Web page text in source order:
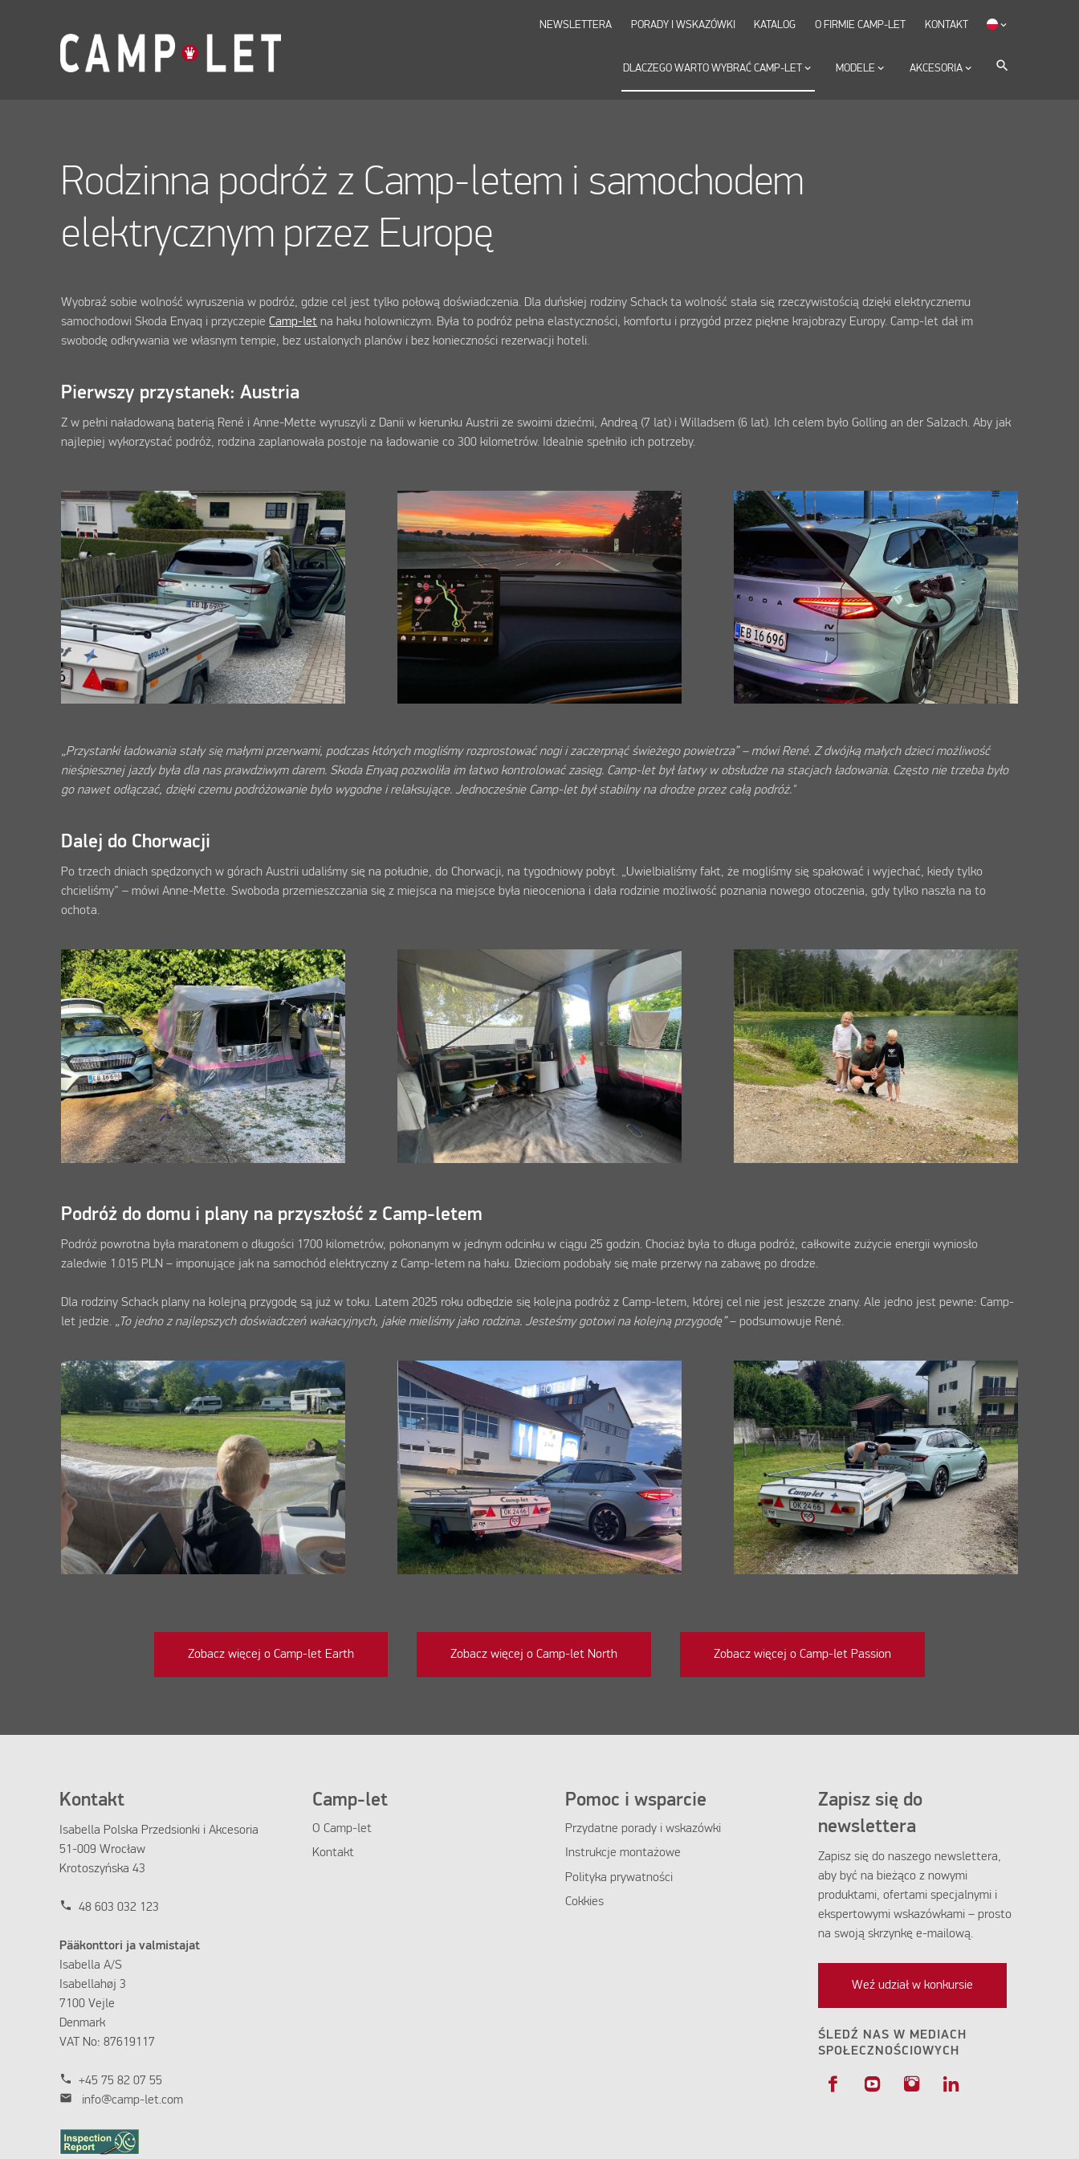
DLACZEGO WARTO WYBRAĆ CAMP-LET keyboard_arrow_down MODELE keyboard_arrow_down AKCESORIAkeyboard_arrow_down search
NEWSLETTERA PORADY I WSKAZÓWKI KATALOG O FIRMIE CAMP-LET KONTAKT keyboard_arrow_down
Rodzinna podróż z Camp-letem i samochodem
elektrycznym przez Europę
Wyobraź sobie wolność wyruszenia w podróż, gdzie cel jest tylko połową doświadczenia. Dla duńskiej rodziny Schack ta wolność stała się rzeczywistością dzięki elektrycznemu
samochodowi Skoda Enyaq i przyczepieCamp-let na haku holowniczym. Była to podróż pełna elastyczności, komfortu i przygód przez piękne krajobrazy Europy. Camp-let dał im
swobodę odkrywania we własnym tempie, bez ustalonych planów i bez konieczności rezerwacji hoteli.
Pierwszy przystanek: Austria
Z w pełni naładowaną baterią René i Anne-Mette wyruszyli z Danii w kierunku Austrii ze swoimi dziećmi, Andreą (7 lat) i Willadsem (6 lat). Ich celem było Golling an der Salzach. Aby jak
najlepiej wykorzystać podróż, rodzina zaplanowała postoje na ładowanie co 300 kilometrów. Idealnie spełniło ich potrzeby.
„Przystanki ładowania stały się małymi przerwami, podczas których mogliśmy rozprostować nogi i zaczerpnąć świeżego powietrza” – mówi René. Z dwójką małych dzieci możliwość
nieśpiesznej jazdy była dla nas prawdziwym darem. Skoda Enyaq pozwoliła im łatwo kontrolować zasięg. Camp-let był łatwy w obsłudze na stacjach ładowania. Często nie trzeba było
go nawet odłączać, dzięki czemu podróżowanie było wygodne i relaksujące. Jednocześnie Camp-let był stabilny na drodze przez całą podróż."
Dalej do Chorwacji
Po trzech dniach spędzonych w górach Austrii udaliśmy się na południe, do Chorwacji, na tygodniowy pobyt. „Uwielbialiśmy fakt, że mogliśmy się spakować i wyjechać, kiedy tylko
chcieliśmy” – mówi Anne-Mette. Swoboda przemieszczania się z miejsca na miejsce była nieoceniona i dała rodzinie możliwość poznania nowego otoczenia, gdy tylko naszła na to
ochota.
Podróż do domu i plany na przyszłość z Camp-letem
Podróż powrotna była maratonem o długości 1700 kilometrów, pokonanym w jednym odcinku w ciągu 25 godzin. Chociaż była to długa podróż, całkowite zużycie energii wyniosło
zaledwie 1.015 PLN – imponujące jak na samochód elektryczny z Camp-letem na haku. Dzieciom podobały się małe przerwy na zabawę po drodze.
Dla rodziny Schack plany na kolejną przygodę są już w toku. Latem 2025 roku odbędzie się kolejna podróż z Camp-letem, której cel nie jest jeszcze znany. Ale jedno jest pewne: Camp-
let jedzie. „To jedno z najlepszych doświadczeń wakacyjnych, jakie mieliśmy jako rodzina. Jesteśmy gotowi na kolejną przygodę”– podsumowuje René.
Zobacz więcej o Camp-let Earth Zobacz więcej o Camp-let North Zobacz więcej o Camp-let Passion
Kontakt
Isabella Polska Przedsionki i Akcesoria
51-009 Wrocław
Krotoszyńska 43
phone 48 603 032 123
Pääkonttori ja valmistajat
Isabella A/S
Isabellahøj 3
7100 Vejle
Denmark
VAT No: 87619117
phone +45 75 82 07 55
mail info@camp-let.com
Camp-let
O Camp-let
Kontakt
Pomoc i wsparcie
Przydatne porady i wskazówki
Instrukcje montażowe
Polityka prywatności
Cokkies
Zapisz się do
newslettera
Zapisz się do naszego newslettera,
aby być na bieżąco z nowymi
produktami, ofertami specjalnymi i
ekspertowymi wskazówkami – prosto
na swoją skrzynkę e-mailową.
Weź udział w konkursie
ŚLEDŹ NAS W MEDIACH
SPOŁECZNOŚCIOWYCH